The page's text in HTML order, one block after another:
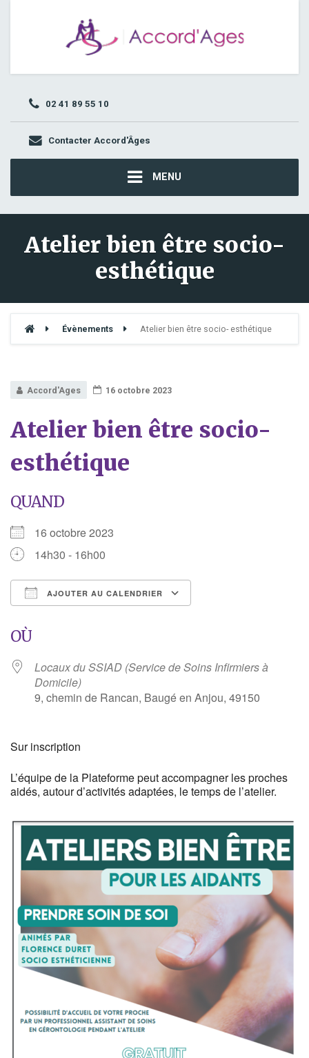
02 41 89 55 10
Contacter Accord'Âges
MENU
Atelier bien être socio-
esthétique
Évènements Atelier bien être socio- esthétique
Accord'Ages 16 octobre 2023
Atelier bien être socio-
esthétique
QUAND
16 octobre 2023
14h30 - 16h00
AJOUTER AU CALENDRIER
OÙ
Locaux du SSIAD (Service de Soins Infirmiers à
Domicile)
9, chemin de Rancan, Baugé en Anjou, 49150
Sur inscription
L’équipe de la Plateforme peut accompagner les proches
aidés, autour d’activités adaptées, le temps de l’atelier.